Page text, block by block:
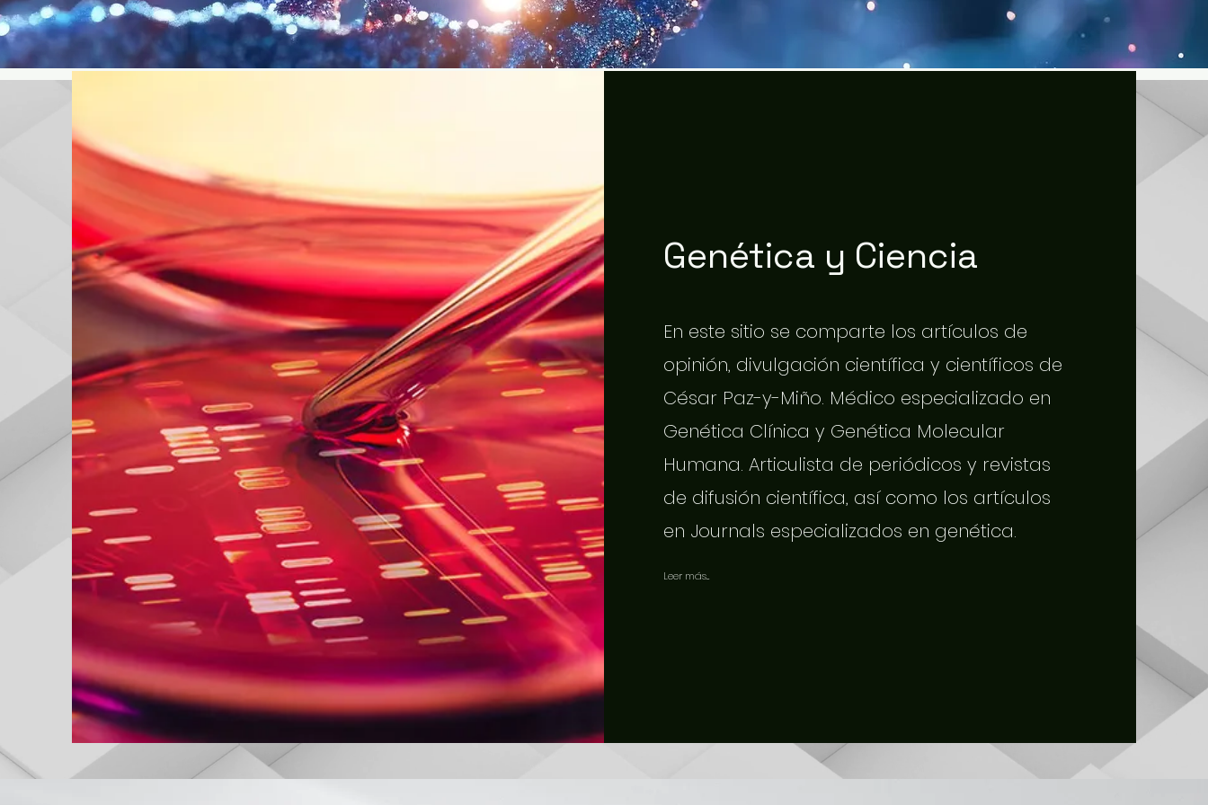
Genética y Ciencia
En este sitio se comparte los artículos de
opinión, divulgación científica y científicos de
César Paz-y-Miño. Médico especializado en
Genética Clínica y Genética Molecular
Humana. Articulista de periódicos y revistas
de difusión científica, así como los artículos
en Journals especializados en genética.
Leer más...